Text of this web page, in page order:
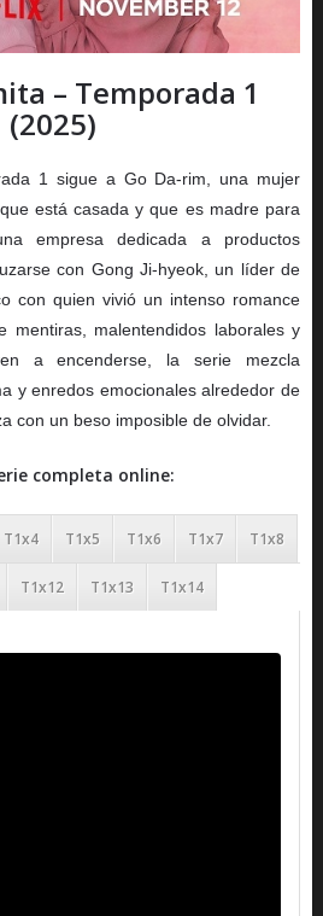
– Temporada 1
(2025)
1 sigue a Go Da-rim, una mujer
está casada y que es madre para
empresa dedicada a productos
con Gong Ji-hyeok, un líder de
con quien vivió un intenso romance
mentiras, malentendidos laborales y
a encenderse, la serie mezcla
y enredos emocionales alrededor de
con un beso imposible de olvidar.
completa online:
T1x4 T1x5 T1x6 T1x7 T1x8
T1x12 T1x13 T1x14